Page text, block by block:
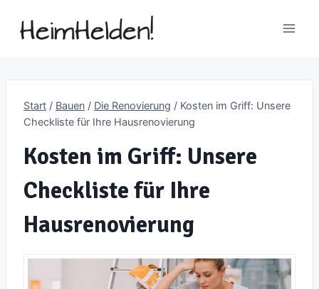
Inhalt
Start / Bauen / Die Renovierung / Kosten im Griff: Unsere
Checkliste für Ihre Hausrenovierung
Kosten im Griff: Unsere
Checkliste für Ihre
Hausrenovierung